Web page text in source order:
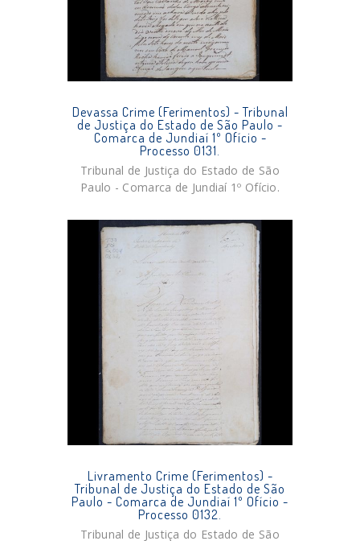
Devassa Crime (Ferimentos) - Tribunal
de Justiça do Estado de São Paulo -
Comarca de Jundiaí 1º Ofício -
Processo 0131.
Tribunal de Justiça do Estado de São
Paulo - Comarca de Jundiaí 1º Ofício.
Livramento Crime (Ferimentos) -
Tribunal de Justiça do Estado de São
Paulo - Comarca de Jundiaí 1º Ofício -
Processo 0132.
Tribunal de Justiça do Estado de São